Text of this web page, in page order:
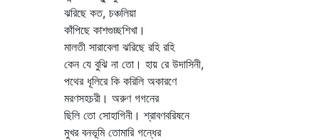
ঝরিছে কত, চঞ্চলিয়া
কাঁপিছে কাশগুচ্ছশিখা।
মালতী সারাবেলা ঝরিছে রহি রহি
কেন যে বুঝি না তো। হায় রে উদাসিনী,
পথের ধূলিরে কি করিলি অকারণে
মরণসহচরী। অরুণ গগনের
ছিলি তো সোহাগিনী। শ্রাবণবরিষনে
মুখর বনভূমি তোমারি গন্ধের